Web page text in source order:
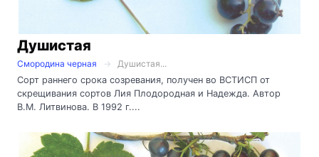
Душистая
Смородина черная
Душистая...
Сорт раннего срока созревания, получен во ВСТИСП от
скрещивания сортов Лия Плодородная и Надежда. Автор
В.М. Литвинова. В 1992 г....